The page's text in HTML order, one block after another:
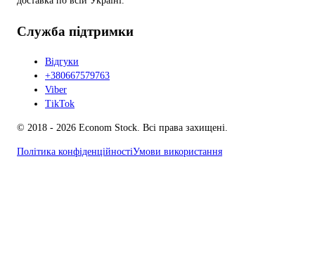
Служба підтримки
Відгуки
+380667579763
Viber
TikTok
© 2018 - 2026 Econom Stock. Всі права захищені.
Політика конфіденційностіУмови використання